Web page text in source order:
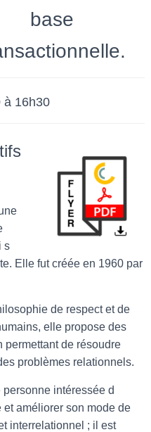
base
à 16h30
s
Elle fut créée en 1960 par
de respect et de
elle propose des
permettant de résoudre
problèmes relationnels.
intéressée d
et améliorer son mode de
interrelationnel ; il est